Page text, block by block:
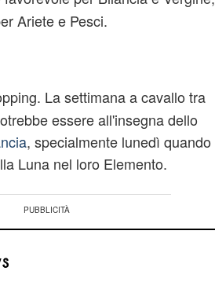
Ariete e Pesci.
La settimana a cavallo tra
essere all'insegna dello
, specialmente lunedì quando
Luna nel loro Elemento.